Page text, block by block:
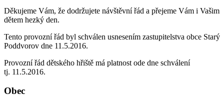
Děkujeme Vám, že dodržujete návštěvní řád a přejeme Vám i Vašim
dětem hezký den.
Tento provozní řád byl schválen usnesením zastupitelstva obce Starý
Poddvorov dne 11.5.2016.
Provozní řád dětského hřiště má platnost ode dne schválení
tj. 11.5.2016.
Obec